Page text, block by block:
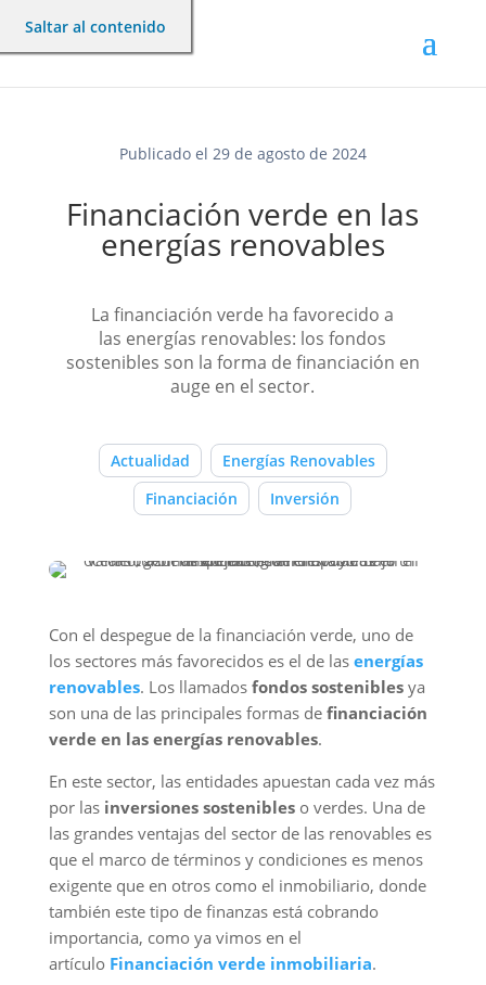
Saltar al contenido
Publicado el 29 de agosto de 2024
Financiación verde en las
energías renovables
La financiación verde ha favorecido a
las energías renovables: los fondos
sostenibles son la forma de financiación en
auge en el sector.
Actualidad
Energías Renovables
Financiación
Inversión
Con el despegue de la financiación verde, uno de
los sectores más favorecidos es el de las energías
renovables. Los llamados fondos sosteniblesya
son una de las principales formas de financiación
verde en las energías renovables.
En este sector, las entidades apuestan cada vez más
por las inversiones sostenibleso verdes. Una de
las grandes ventajas del sector de las renovables es
que el marco de términos y condiciones es menos
exigente que en otros como el inmobiliario, donde
también este tipo de finanzas está cobrando
importancia, como ya vimos en el
artículo Financiación verde inmobiliaria.